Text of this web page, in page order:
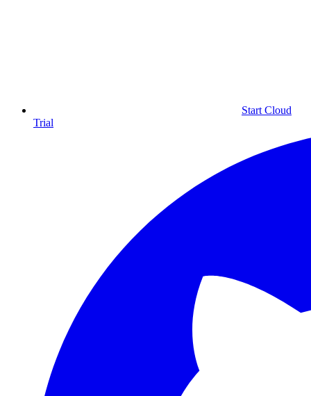
Start Cloud
Trial